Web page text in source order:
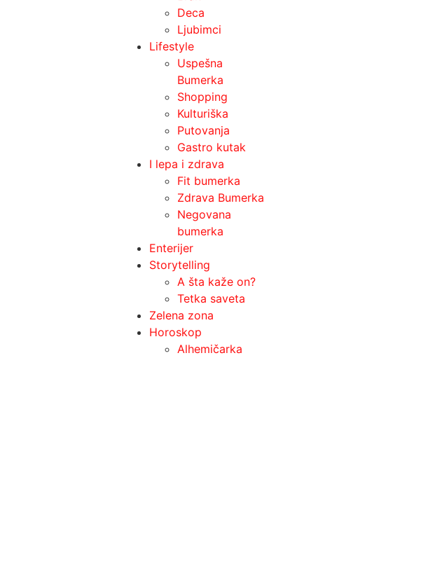
Deca
Ljubimci
Lifestyle
Uspešna
Bumerka
Shopping
Kulturiška
Putovanja
Gastro kutak
I lepa i zdrava
Fit bumerka
Zdrava Bumerka
Negovana
bumerka
Enterijer
Storytelling
A šta kaže on?
Tetka saveta
Zelena zona
Horoskop
Alhemičarka